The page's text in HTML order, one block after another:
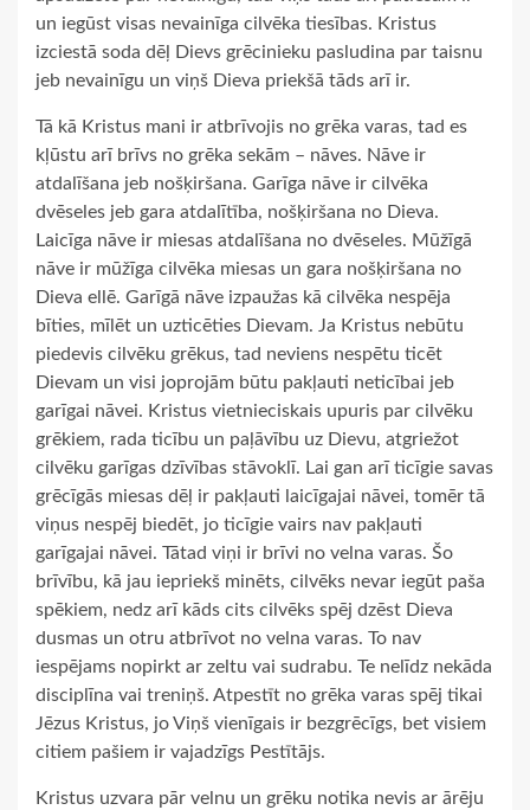
un iegūst visas nevainīga cilvēka tiesības. Kristus
izciestā soda dēļ Dievs grēcinieku pasludina par taisnu
jeb nevainīgu un viņš Dieva priekšā tāds arī ir.
Tā kā Kristus mani ir atbrīvojis no grēka varas, tad es
kļūstu arī brīvs no grēka sekām – nāves. Nāve ir
atdalīšana jeb nošķiršana. Garīga nāve ir cilvēka
dvēseles jeb gara atdalītība, nošķiršana no Dieva.
Laicīga nāve ir miesas atdalīšana no dvēseles. Mūžīgā
nāve ir mūžīga cilvēka miesas un gara nošķiršana no
Dieva ellē. Garīgā nāve izpaužas kā cilvēka nespēja
bīties, mīlēt un uzticēties Dievam. Ja Kristus nebūtu
piedevis cilvēku grēkus, tad neviens nespētu ticēt
Dievam un visi joprojām būtu pakļauti neticībai jeb
garīgai nāvei. Kristus vietnieciskais upuris par cilvēku
grēkiem, rada ticību un paļāvību uz Dievu, atgriežot
cilvēku garīgas dzīvības stāvoklī. Lai gan arī ticīgie savas
grēcīgās miesas dēļ ir pakļauti laicīgajai nāvei, tomēr tā
viņus nespēj biedēt, jo ticīgie vairs nav pakļauti
garīgajai nāvei. Tātad viņi ir brīvi no velna varas. Šo
brīvību, kā jau iepriekš minēts, cilvēks nevar iegūt paša
spēkiem, nedz arī kāds cits cilvēks spēj dzēst Dieva
dusmas un otru atbrīvot no velna varas. To nav
iespējams nopirkt ar zeltu vai sudrabu. Te nelīdz nekāda
disciplīna vai treniņš. Atpestīt no grēka varas spēj tikai
Jēzus Kristus, jo Viņš vienīgais ir bezgrēcīgs, bet visiem
citiem pašiem ir vajadzīgs Pestītājs.
Kristus uzvara pār velnu un grēku notika nevis ar ārēju